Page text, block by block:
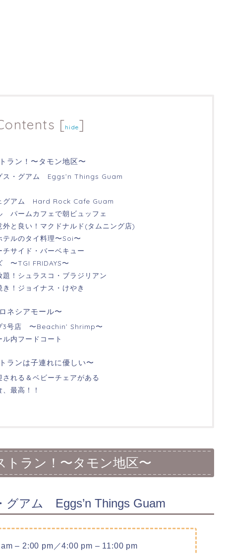
[hide]
ラン！〜タモン地区〜
ス・グアム Eggs’n Things Guam
グアム Hard Rock Cafe Guam
パームカフェで朝ビュッフェ
外と良い！マクドナルド(タムニング店)
ルのタイ料理〜Soi〜
サイド・バーベキュー
〜TGI FRIDAYS〜
題！シュラスコ・ブラジリアン
！ジョイナス・けやき
ネシアモール〜
3号店 〜Beachin’ Shrimp〜
内フードコート
ランは子連れに優しい〜
される＆ベビーチェアがある
最高！！
トラン！〜タモン地区〜
グアム Eggs’n Things Guam
– 2:00 pm／4:00 pm – 11:00 pm